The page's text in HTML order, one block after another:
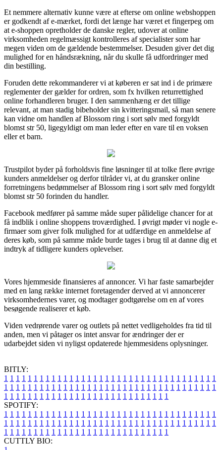
Et nemmere alternativ kunne være at efterse om online webshoppen
er godkendt af e-mærket, fordi det længe har været et fingerpeg om
at e-shoppen opretholder de danske regler, udover at online
virksomheden regelmæssigt kontrolleres af specialister som har
megen viden om de gældende bestemmelser. Desuden giver det dig
mulighed for en håndsrækning, når du skulle få udfordringer med
din bestilling.
Foruden dette rekommanderer vi at køberen er sat ind i de primære
reglementer der gælder for ordren, som fx hvilken returrettighed
online forhandleren bruger. I den sammenhæng er det tillige
relevant, at man stadig bibeholder sin kvitteringsmail, så man senere
kan vidne om handlen af Blossom ring i sort sølv med forgyldt
blomst str 50, ligegyldigt om man leder efter en vare til en voksen
eller et barn.
Trustpilot byder på forholdsvis fine løsninger til at tolke flere øvrige
kunders anmeldelser og derfor tilråder vi, at du gransker online
forretningens bedømmelser af Blossom ring i sort sølv med forgyldt
blomst str 50 forinden du handler.
Facebook medfører på samme måde super pålidelige chancer for at
få indblik i online shoppens troværdighed. I øvrigt møder vi nogle e-
firmaer som giver folk mulighed for at udfærdige en anmeldelse af
deres køb, som på samme måde burde tages i brug til at danne dig et
indtryk af tidligere kunders oplevelser.
Vores hjemmeside finansieres af annoncer. Vi har faste samarbejder
med en lang række internet foretagender derved at vi annoncerer
virksomhedernes varer, og modtager godtgørelse om en af vores
besøgende realiserer et køb.
Viden vedrørende varer og outlets på nettet vedligeholdes fra tid til
anden, men vi påtager os intet ansvar for ændringer der er
udarbejdet siden vi nyligst opdaterede hjemmesidens oplysninger.
BITLY:
1 1 1 1 1 1 1 1 1 1 1 1 1 1 1 1 1 1 1 1 1 1 1 1 1 1 1 1 1 1 1 1 1 1 1 1
1 1 1 1 1 1 1 1 1 1 1 1 1 1 1 1 1 1 1 1 1 1 1 1 1 1 1 1 1 1 1 1 1 1 1 1
1 1 1 1 1 1 1 1 1 1 1 1 1 1 1 1 1 1 1 1 1 1 1 1 1 1 1 1
SPOTIFY:
1 1 1 1 1 1 1 1 1 1 1 1 1 1 1 1 1 1 1 1 1 1 1 1 1 1 1 1 1 1 1 1 1 1 1 1
1 1 1 1 1 1 1 1 1 1 1 1 1 1 1 1 1 1 1 1 1 1 1 1 1 1 1 1 1 1 1 1 1 1 1 1
1 1 1 1 1 1 1 1 1 1 1 1 1 1 1 1 1 1 1 1 1 1 1 1 1 1 1 1
CUTTLY BIO: